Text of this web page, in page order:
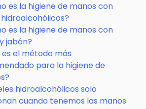
es la higiene de manos con
es la higiene de manos con
jabón?
es el método más
para la higiene de
hidroalcohólicos solo
cuando tenemos las manos